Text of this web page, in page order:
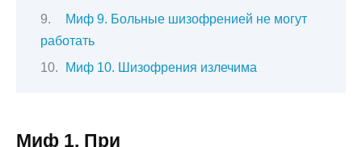
Миф 9. Больные шизофренией не могут
работать
Миф 10. Шизофрения излечима
Миф 1. При